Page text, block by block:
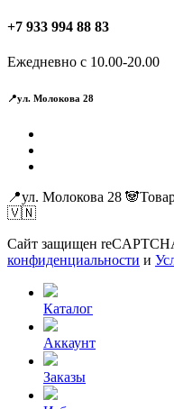
+7 933 994 88 83
Ежедневно с 10.00-20.00
📍ул. Молокова 28
📍ул. Молокова 28
🇻🇳
Сайт защищен
конфиденциальности и
Каталог
Аккаунт
Заказы